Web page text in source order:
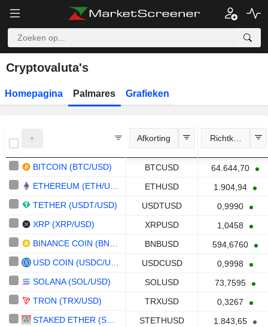
Cryptovaluta's
Homepagina Palmares Grafieken
Afkorting Richtkoers
BITCOIN (BTC/USD) BTCUSD
64.644,70
ETHUSD
1.904,94
TETHER (USDT/USD)
USDTUSD
0,9990
XRP (XRP/USD)
XRPUSD
1,0458
BNBUSD
594,6760
USDCUSD
0,9998
SOLANA (SOL/USD)
SOLUSD
73,7595
TRON (TRX/USD)
TRXUSD
0,3267
STETHUSD
1.843,65